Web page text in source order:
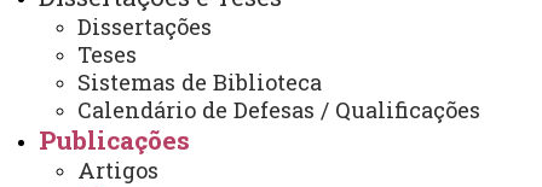
Dissertações
Teses
Sistemas de Biblioteca
Calendário de Defesas / Qualificações
Publicações
Artigos
Airton Kunz;